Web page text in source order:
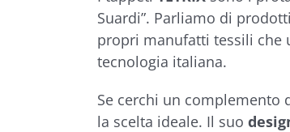
Suardi”. Parliamo di
propri manufatti tessili che
tecnologia italiana.
Se cerchi un complemento
la scelta ideale. Il suo